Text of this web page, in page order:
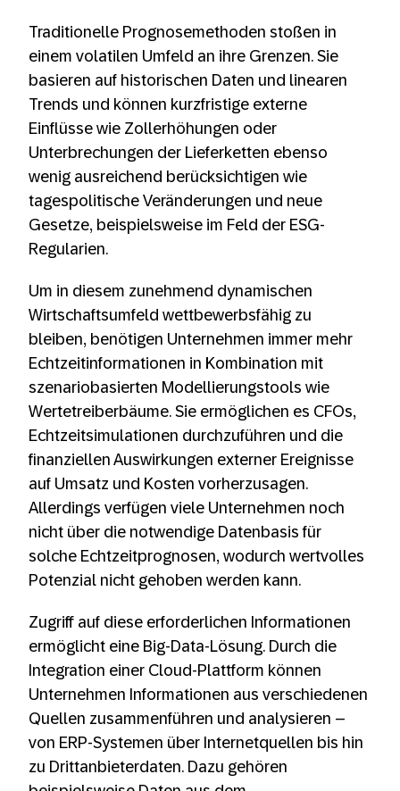
Traditionelle Prognosemethoden stoßen in
einem volatilen Umfeld an ihre Grenzen. Sie
basieren auf historischen Daten und linearen
Trends und können kurzfristige externe
Einflüsse wie Zollerhöhungen oder
Unterbrechungen der Lieferketten ebenso
wenig ausreichend berücksichtigen wie
tagespolitische Veränderungen und neue
Gesetze, beispielsweise im Feld der ESG-
Regularien.
Um in diesem zunehmend dynamischen
Wirtschaftsumfeld wettbewerbsfähig zu
bleiben, benötigen Unternehmen immer mehr
Echtzeitinformationen in Kombination mit
szenariobasierten Modellierungstools wie
Wertetreiberbäume. Sie ermöglichen es CFOs,
Echtzeitsimulationen durchzuführen und die
finanziellen Auswirkungen externer Ereignisse
auf Umsatz und Kosten vorherzusagen.
Allerdings verfügen viele Unternehmen noch
nicht über die notwendige Datenbasis für
solche Echtzeitprognosen, wodurch wertvolles
Potenzial nicht gehoben werden kann.
Zugriff auf diese erforderlichen Informationen
ermöglicht eine Big-Data-Lösung. Durch die
Integration einer Cloud-Plattform können
Unternehmen Informationen aus verschiedenen
Quellen zusammenführen und analysieren –
von ERP-Systemen über Internetquellen bis hin
zu Drittanbieterdaten. Dazu gehören